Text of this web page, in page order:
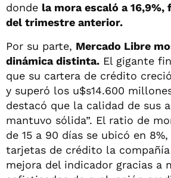
donde la mora escaló a 16,9%,
del trimestre anterior.
Por su parte, Mercado Libre
dinámica distinta. El gigante
que su cartera de crédito
y superó los u$s14.600
destacó que la calidad de sus
mantuvo sólida”. El ratio de
de 15 a 90 días se ubicó en
tarjetas de crédito la
mejora del indicador gracias a